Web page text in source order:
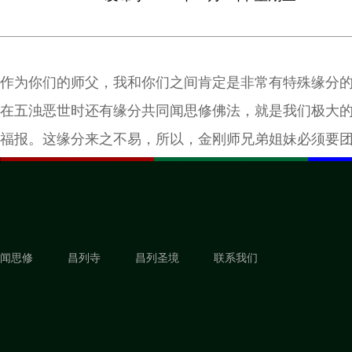
作为你们的师父，我和你们之间肯定是非常有特殊缘分
在五浊恶世时还有缘分共同闻思修佛法，就是我们极大
福报。这缘分来之不易，所以，金刚师兄弟姐妹必须要
闻思修 昌列寺 昌列圣境 联系我们